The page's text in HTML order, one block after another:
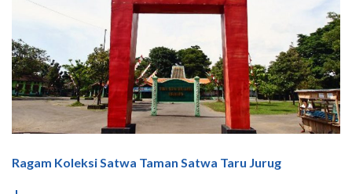
Ragam Koleksi Satwa Taman Satwa Taru Jurug